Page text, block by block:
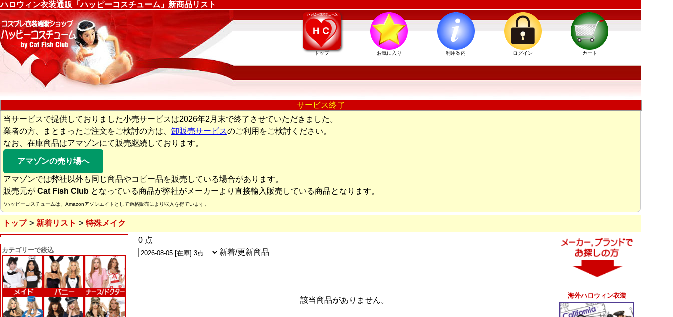
ハロウィン衣装通販「ハッピーコスチューム」新商品リスト
トップ お気に入り 利用案内 ログイン カート
サービス終了
当サービスで提供しておりました小売サービスは2026年2月末で終了させていただきました。
業者の方、まとまったご注文をご検討の方は、 卸販売サービスのご利用をご検討ください。
なお、在庫商品はアマゾンにて販売継続しております。
アマゾンの売り場へ
アマゾンでは弊社以外も同じ商品やコピー品を販売している場合があります。
販売元が Cat Fish Club となっている商品が弊社がメーカーより直接輸入販売している商品となります。
*ハッピーコスチュームは、Amazonアソシエイトとして適格販売により収入を得ています。
トップ 新着リスト 特殊メイク
カテゴリーで絞込
0 点
新着/更新商品
該当商品がありません。
海外ハロウィン衣装